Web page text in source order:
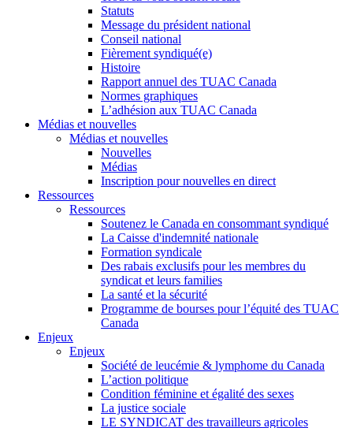
Statuts
Message du président national
Conseil national
Fièrement syndiqué(e)
Histoire
Rapport annuel des TUAC Canada
Normes graphiques
L’adhésion aux TUAC Canada
Médias et nouvelles
Médias et nouvelles
Nouvelles
Médias
Inscription pour nouvelles en direct
Ressources
Ressources
Soutenez le Canada en consommant syndiqué
La Caisse d'indemnité nationale
Formation syndicale
Des rabais exclusifs pour les membres du
syndicat et leurs families
La santé et la sécurité
Programme de bourses pour l’équité des TUAC
Canada
Enjeux
Enjeux
Société de leucémie & lymphome du Canada
L’action politique
Condition féminine et égalité des sexes
La justice sociale
LE SYNDICAT des travailleurs agricoles